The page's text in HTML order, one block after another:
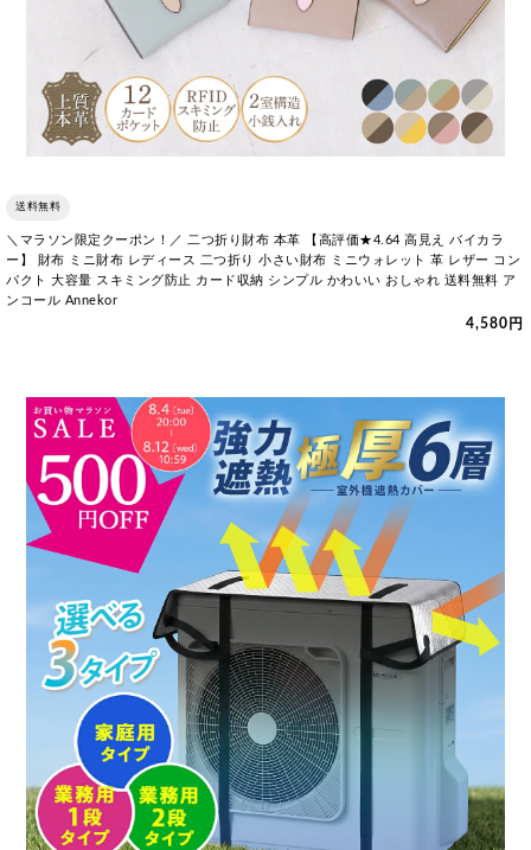
送料無料
＼マラソン限定クーポン！／ 二つ折り財布 本革 【高評価★4.64 高見え バイカラ
ー】 財布 ミニ財布 レディース 二つ折り 小さい財布 ミニウォレット 革 レザー コン
パクト 大容量 スキミング防止 カード収納 シンプル かわいい おしゃれ 送料無料 ア
ンコール Annekor
4,580円